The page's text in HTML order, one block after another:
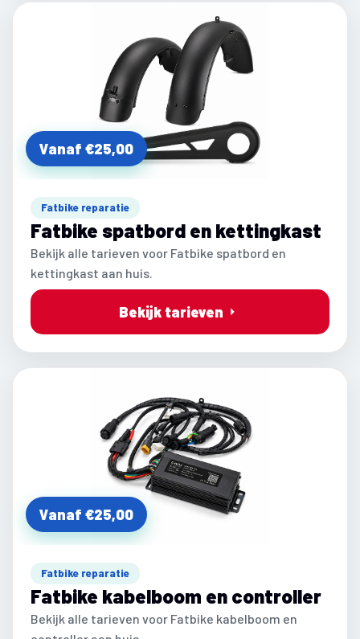
Vanaf €25,00
Fatbike reparatie
Fatbike spatbord en kettingkast
Bekijk alle tarieven voor Fatbike spatbord en
kettingkast aan huis.
Bekijk tarieven
Vanaf €25,00
Fatbike reparatie
Fatbike kabelboom en controller
Bekijk alle tarieven voor Fatbike kabelboom en